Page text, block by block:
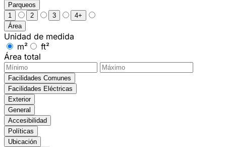
Parqueos
1
2 3
4+
Área
Unidad de medida
m²
ft²
Área total
Facilidades Comunes
Facilidades Eléctricas
Exterior
General
Accesibilidad
Políticas
Ubicación